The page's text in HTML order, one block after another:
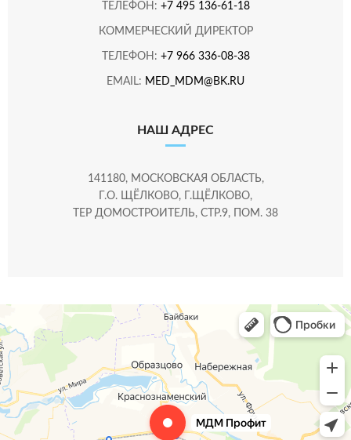
ТЕЛЕФОН: +7 495 136-61-18
КОММЕРЧЕСКИЙ ДИРЕКТОР
ТЕЛЕФОН: +7 966 336-08-38
EMAIL: MED_MDM@BK.RU
НАШ АДРЕС
141180, МОСКОВСКАЯ ОБЛАСТЬ,
Г.О. ЩЁЛКОВО, Г.ЩЁЛКОВО,
ТЕР ДОМОСТРОИТЕЛЬ, СТР.9, ПОМ. 38